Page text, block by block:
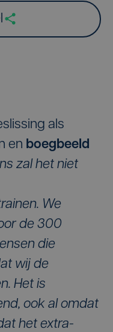
als
en boegbeeld
zal het niet
We
de 300
die
wij de
Het is
ook al omdat
het extra-